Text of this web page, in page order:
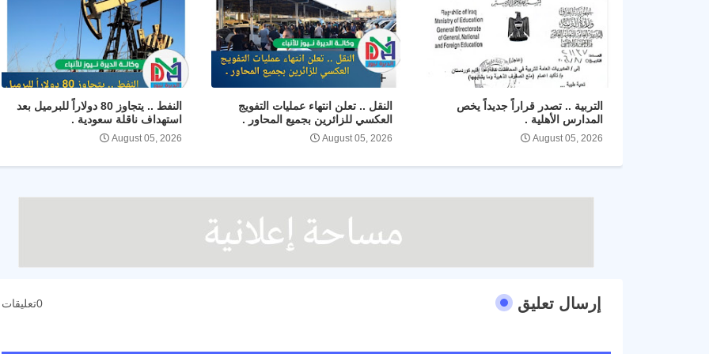
التربية .. تصدر قراراً جديداً يخص
المدارس الأهلية .
August 05, 2026
النقل .. تعلن انتهاء عمليات التفويج
العكسي للزائرين بجميع المحاور .
August 05, 2026
النفط .. يتجاوز 80 دولاراً للبرميل بعد
استهداف ناقلة سعودية .
August 05, 2026
إرسال تعليق 0تعليقات